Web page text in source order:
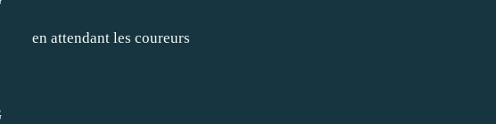
en attendant les coureurs